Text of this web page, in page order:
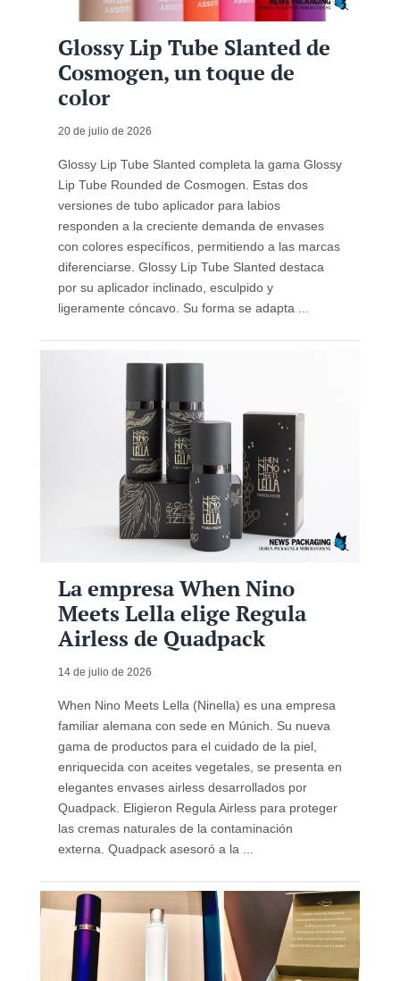
Glossy Lip Tube Slanted de
Cosmogen, un toque de
color
20 de julio de 2026
Glossy Lip Tube Slanted completa la gama Glossy
Lip Tube Rounded de Cosmogen. Estas dos
versiones de tubo aplicador para labios
responden a la creciente demanda de envases
con colores específicos, permitiendo a las marcas
diferenciarse. Glossy Lip Tube Slanted destaca
por su aplicador inclinado, esculpido y
ligeramente cóncavo. Su forma se adapta ...
La empresa When Nino
Meets Lella elige Regula
Airless de Quadpack
14 de julio de 2026
When Nino Meets Lella (Ninella) es una empresa
familiar alemana con sede en Múnich. Su nueva
gama de productos para el cuidado de la piel,
enriquecida con aceites vegetales, se presenta en
elegantes envases airless desarrollados por
Quadpack. Eligieron Regula Airless para proteger
las cremas naturales de la contaminación
externa. Quadpack asesoró a la ...